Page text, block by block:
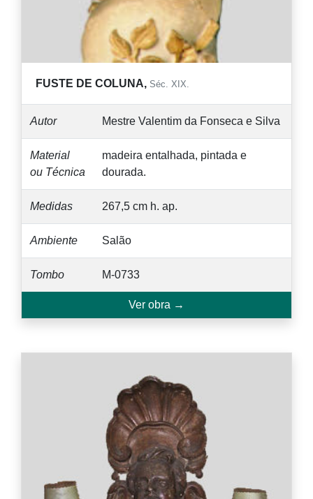
FUSTE DE COLUNA, Séc. XIX.
Autor Mestre Valentim da Fonseca e Silva
Material
ou Técnica
madeira entalhada, pintada e
dourada.
Medidas 267,5 cm h. ap.
Ambiente Salão
Tombo M-0733
Ver obra →